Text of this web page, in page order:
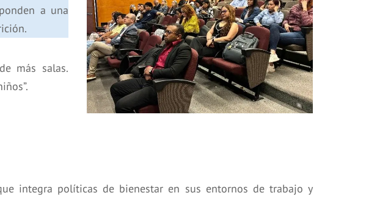
a una
más salas.
integra políticas de bienestar en sus entornos de trabajo y